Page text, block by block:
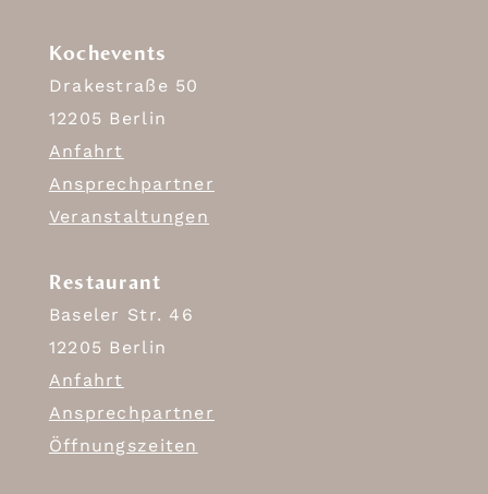
Kochevents
Drakestraße 50
12205 Berlin
Anfahrt
Ansprechpartner
Veranstaltungen
Restaurant
Baseler Str. 46
12205 Berlin
Anfahrt
Ansprechpartner
Öffnungszeiten